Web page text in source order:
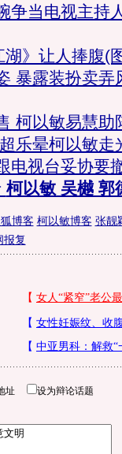
争当电视主持
湖》让人捧腹(
暴露装扮卖弄
柯以敏易慧助
乐晕柯以敏走
电视台妥协要
柯以敏 吴樾 郭
博客 柯以敏博客 张靓
报复
址 设为辩论话题